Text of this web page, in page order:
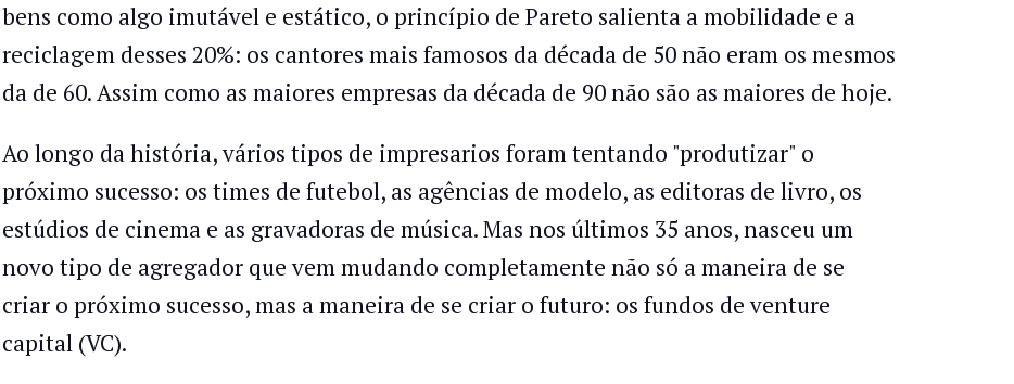
bens como algo imutável e estático, o princípio de Pareto salienta a mobilidade e a
reciclagem desses 20%: os cantores mais famosos da década de 50 não eram os mesmos
da de 60. Assim como as maiores empresas da década de 90 não são as maiores de hoje.
Ao longo da história, vários tipos de impresarios foram tentando "produtizar" o
próximo sucesso: os times de futebol, as agências de modelo, as editoras de livro, os
estúdios de cinema e as gravadoras de música. Mas nos últimos 35 anos, nasceu um
novo tipo de agregador que vem mudando completamente não só a maneira de se
criar o próximo sucesso, mas a maneira de se criar o futuro: os fundos de venture
capital (VC).